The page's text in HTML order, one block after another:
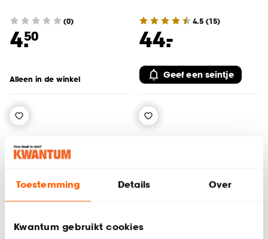
Toestemming Details Over
Kwantum gebruikt cookies
(0)
4.50
Alleen in de winkel
4.5 (15)
44.
-
Geef een seintje